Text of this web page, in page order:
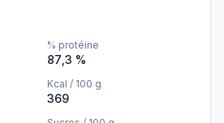
% protéine
87,3 %
Kcal / 100 g
369